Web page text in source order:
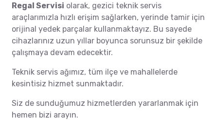
Regal Servisi olarak, gezici teknik servis
araçlarımızla hızlı erişim sağlarken, yerinde tamir için
orijinal yedek parçalar kullanmaktayız. Bu sayede
cihazlarınız uzun yıllar boyunca sorunsuz bir şekilde
çalışmaya devam edecektir.
Teknik servis ağımız, tüm ilçe ve mahallelerde
kesintisiz hizmet sunmaktadır.
Siz de sunduğumuz hizmetlerden yararlanmak için
hemen bizi arayın.